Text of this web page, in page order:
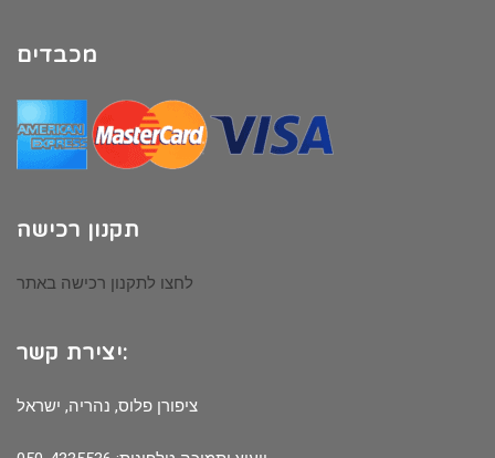
מכבדים
תקנון רכישה
לחצו לתקנון רכישה באתר
יצירת קשר:
ציפורן פלוס, נהריה, ישראל